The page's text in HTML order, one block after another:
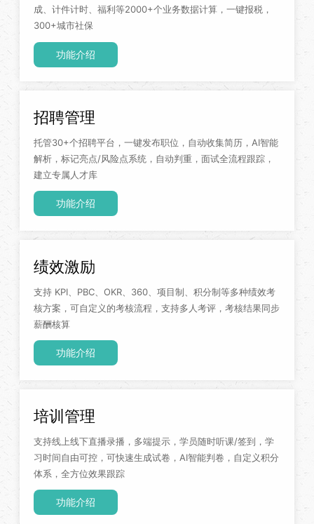
成、计件计时、福利等2000+个业务数据计算，一键报税，
300+城市社保
功能介绍
招聘管理
托管30+个招聘平台，一键发布职位，自动收集简历，AI智能
解析，标记亮点/风险点系统，自动判重，面试全流程跟踪，
建立专属人才库
功能介绍
绩效激励
支持 KPI、PBC、OKR、360、项目制、积分制等多种绩效考
核方案，可自定义的考核流程，支持多人考评，考核结果同步
薪酬核算
功能介绍
培训管理
支持线上线下直播录播，多端提示，学员随时听课/签到，学
习时间自由可控，可快速生成试卷，AI智能判卷，自定义积分
体系，全方位效果跟踪
功能介绍